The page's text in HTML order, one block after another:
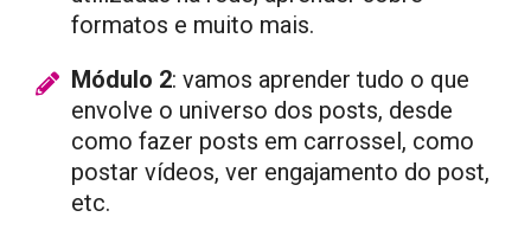
formatos e muito mais.
Módulo 2: vamos aprender tudo o que
envolve o universo dos posts, desde
como fazer posts em carrossel, como
postar vídeos, ver engajamento do post,
etc.